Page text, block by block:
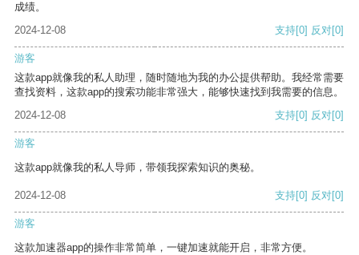
成绩。
2024-12-08
支持[0] 反对[0]
游客
这款app就像我的私人助理，随时随地为我的办公提供帮助。我经常需要
查找资料，这款app的搜索功能非常强大，能够快速找到我需要的信息。
2024-12-08
支持[0] 反对[0]
游客
这款app就像我的私人导师，带领我探索知识的奥秘。
2024-12-08 支持[0] 反对[0]
游客
这款加速器app的操作非常简单，一键加速就能开启，非常方便。